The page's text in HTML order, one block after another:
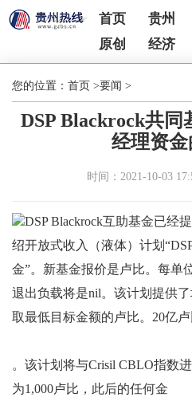
首页 贵州
原创
经济
您的位置： 首页 >要闻 >
DSP Blackrock共同
经理资
时间：2021-10-03
DSP Blackrock互助基金已经
绍开放式收入（液体）计划
金”。新基金报价是卢比。每单
退出负载将是nil。该计划提供
取最低目标金额的卢比。20亿卢
。该计划将与Crisil CBLO指数
为1,000卢比，此后的任何金